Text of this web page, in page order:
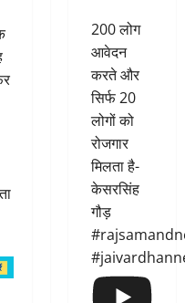
200 लोग
आवेदन
करते और
सिर्फ 20
लोगों को
रोजगार
मिलता है-
केसरसिंह
गौड़